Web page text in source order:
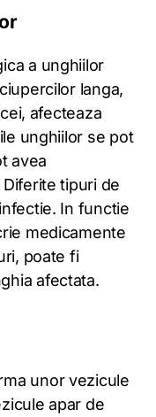
a unghiilor
langa,
afecteaza
unghiilor se pot
avea
tipuri de
In functie
medicamente
poate fi
afectata.
unor vezicule
apar de